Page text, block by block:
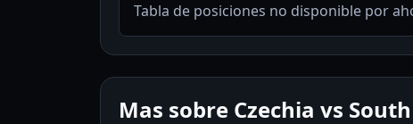
Tabla de posiciones no disponible por
Mas sobre Czechia vs